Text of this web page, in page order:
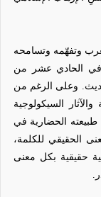
وتفهّمه وتسامحه
في الحادي عشر من
الحديث. وعلى الرغم من
السيكولوجية
الحضارية في
الحقيقي للكلمة،
حقيقية بكل معنى